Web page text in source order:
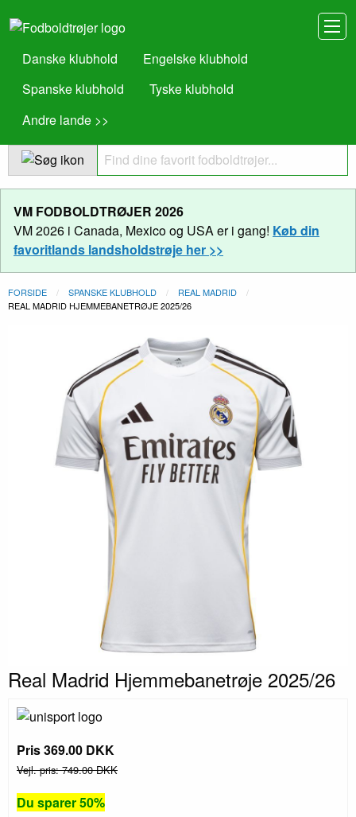
Danske klubhold
Engelske klubhold
Spanske klubhold
Tyske klubhold
Andre lande >>
VM FODBOLDTRØJER 2026
VM 2026 i Canada, Mexico og USA er i gang! Køb din
favoritlands landsholdstrøje her >>
FORSIDE SPANSKE KLUBHOLD
REAL MADRID
NUVÆRENDE:
REAL MADRID HJEMMEBANETRØJE 2025/26
Real Madrid Hjemmebanetrøje 2025/26
Pris 369.00 DKK
Vejl. pris: 749.00 DKK
Du sparer 50%